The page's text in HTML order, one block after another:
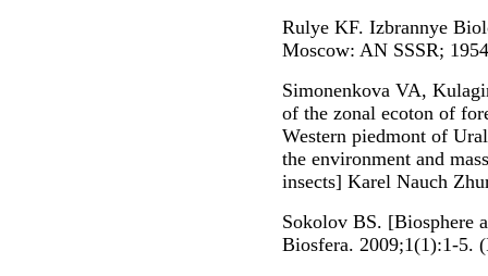
Rulye KF. Izbrannye
Moscow: AN SSSR;
Simonenkova VA,
of the zonal ecoton of
Western piedmont of
the environment and
insects] Karel Nauch
Sokolov BS. [Biosphere
Biosfera. 2009;1(1):1-5.